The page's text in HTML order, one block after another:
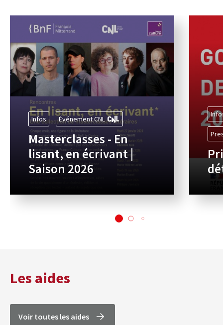
Infos Événement CNL
Masterclasses - En
lisant, en écrivant |
Saison 2026
Les aides
Voir toutes les aides